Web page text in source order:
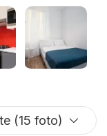
(15 foto)